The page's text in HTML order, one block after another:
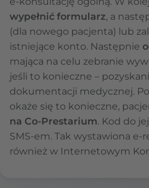
wypełnić formularz, a
(dla nowego pacjenta) lub
istniejące konto. Następnie
mająca na celu zebranie
jeśli to konieczne –
dokumentacji medycznej.
okaże się to konieczne,
na Co-Prestarium. Kod do
SMS-em. Tak wystawiona e-
również w Internetowym